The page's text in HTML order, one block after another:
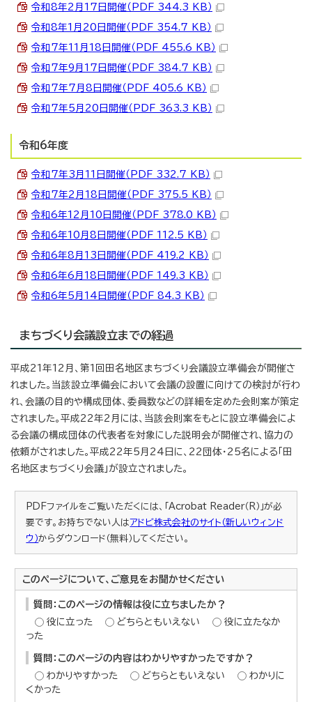
令和8年2月17日開催（PDF 344.3 KB）
令和8年1月20日開催（PDF 354.7 KB）
令和7年11月18日開催（PDF 455.6 KB）
令和7年9月17日開催（PDF 384.7 KB）
令和7年7月8日開催（PDF 405.6 KB）
令和7年5月20日開催（PDF 363.3 KB）
令和6年度
令和7年3月11日開催（PDF 332.7 KB）
令和7年2月18日開催（PDF 375.5 KB）
令和6年12月10日開催（PDF 378.0 KB）
令和6年10月8日開催（PDF 112.5 KB）
令和6年8月13日開催（PDF 419.2 KB）
令和6年6月18日開催（PDF 149.3 KB）
令和6年5月14日開催（PDF 84.3 KB）
まちづくり会議設立までの経過
平成21年12月、第1回田名地区まちづくり会議設立準備会が開催さ
れました。当該設立準備会において会議の設置に向けての検討が行わ
れ、会議の目的や構成団体、委員数などの詳細を定めた会則案が策定
されました。平成22年2月には、当該会則案をもとに設立準備会によ
る会議の構成団体の代表者を対象にした説明会が開催され、協力の
依頼がされました。平成22年5月24日に、22団体・25名による「田
名地区まちづくり会議」が設立されました。
PDFファイルをご覧いただくには、「Acrobat Reader（R）」が必
要です。お持ちでない人はアドビ株式会社のサイト（新しいウィンド
ウ）からダウンロード（無料）してください。
このページについて、ご意見をお聞かせください
質問：このページの情報は役に立ちましたか？
役に立った
どちらともいえない
役に立たなか
った
質問：このページの内容はわかりやすかったですか？
わかりやすかった
どちらともいえない
わかりに
くかった